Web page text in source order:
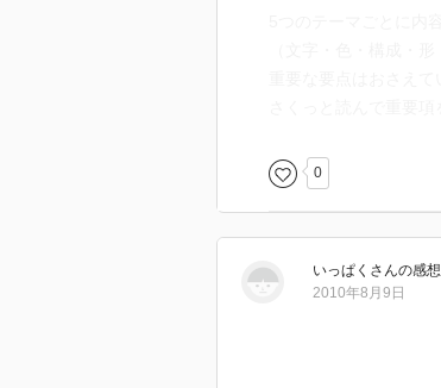
0
いっぱく さんの感想
2010年8月9日